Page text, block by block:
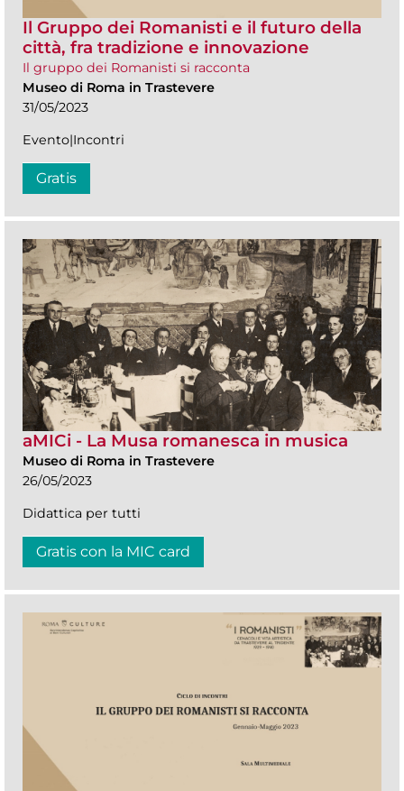
Il Gruppo dei Romanisti e il futuro della
città, fra tradizione e innovazione
Il gruppo dei Romanisti si racconta
Museo di Roma in Trastevere
31/05/2023
Evento|Incontri
Gratis
aMICi - La Musa romanesca in musica
Museo di Roma in Trastevere
26/05/2023
Didattica per tutti
Gratis con la MIC card